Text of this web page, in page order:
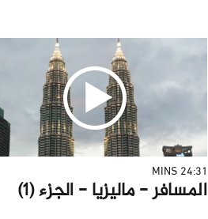
24:31 MINS
المسافر - ماليزيا - الجزء (1)